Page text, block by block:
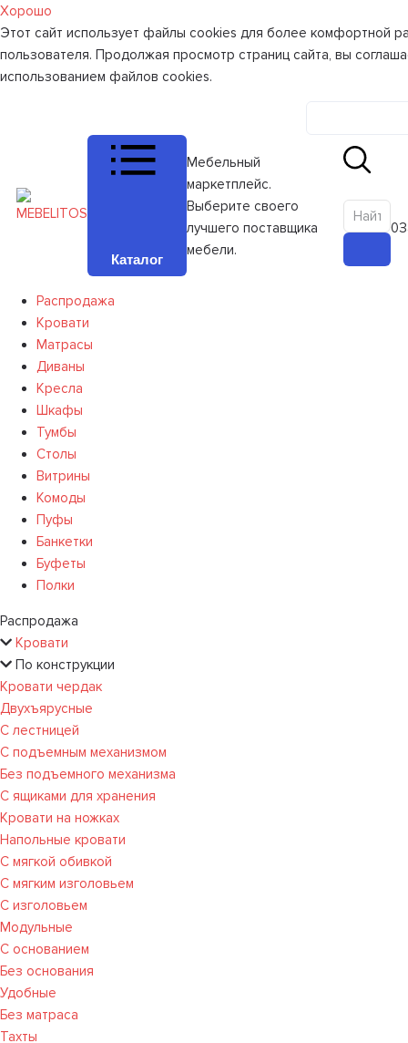
Хорошо
Этот сайт использует файлы cookies для более комфортной
пользователя. Продолжая просмотр страниц сайта, вы
использованием файлов cookies.
Каталог
Мебельный
маркетплейс.
Выберите своего
лучшего поставщика
мебели.
0
Распродажа
Кровати
Матрасы
Диваны
Кресла
Шкафы
Тумбы
Столы
Витрины
Комоды
Пуфы
Банкетки
Буфеты
Полки
Распродажа
Кровати
По конструкции
Кровати чердак
Двухъярусные
С лестницей
С подъемным механизмом
Без подъемного механизма
С ящиками для хранения
Кровати на ножках
Напольные кровати
С мягкой обивкой
С мягким изголовьем
С изголовьем
Модульные
С основанием
Без основания
Удобные
Без матраса
Тахты